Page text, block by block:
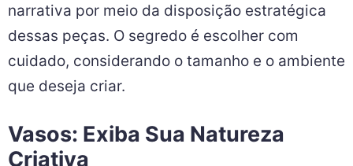
narrativa por meio da disposição estratégica
dessas peças. O segredo é escolher com
cuidado, considerando o tamanho e o ambiente
que deseja criar.
Vasos: Exiba Sua Natureza
Criativa